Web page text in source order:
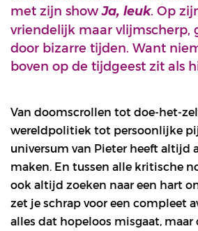
met zijn showJa, leuk. Op
vriendelijk maar vlijmscherp,
door bizarre tijden. Want
boven op de tijdgeest zit als
Van doomscrollen tot doe-het-
wereldpolitiek tot persoonlijke
universum van Pieter heeft altijd
maken. En tussen alle kritische
ook altijd zoeken naar een hart
zet je schrap voor een compleet
alles dat hopeloos misgaat, maar